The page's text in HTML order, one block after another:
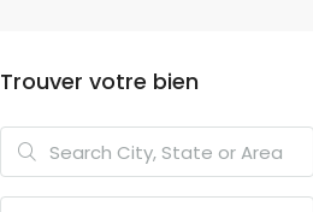
Trouver votre bien